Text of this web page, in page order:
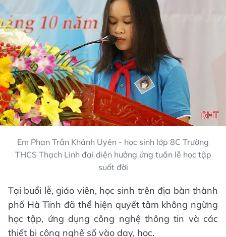
Em Phan Trần Khánh Uyên - học sinh lớp 8C Trường
THCS Thạch Linh đại diện hưởng ứng tuần lễ học tập
suốt đời
Tại buổi lễ, giáo viên, học sinh trên địa bàn thành
phố Hà Tĩnh đã thể hiện quyết tâm không ngừng
học tập, ứng dụng công nghệ thông tin và các
thiết bị công nghệ số vào dạy, học.